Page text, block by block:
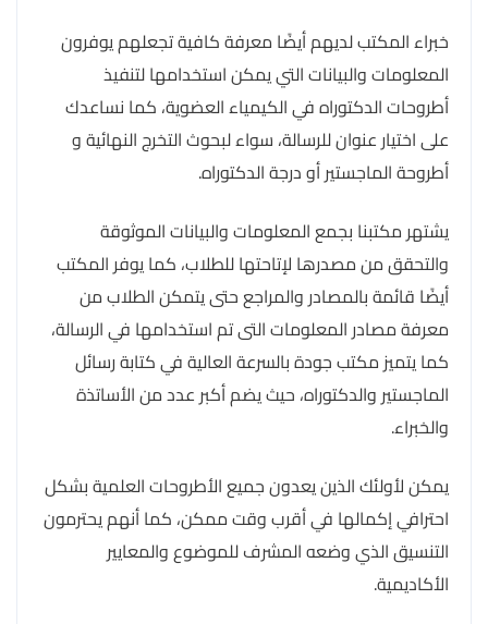
خبراء المكتب لديهم أيضًا معرفة كافية تجعلهم يوفرون
المعلومات والبيانات التي يمكن استخدامها لتنفيذ
أطروحات الدكتوراه في الكيمياء العضوية، كما نساعدك
على اختيار عنوان للرسالة، سواء لبحوث التخرج النهائية و
أطروحة الماجستير أو درجة الدكتوراه.
يشتهر مكتبنا بجمع المعلومات والبيانات الموثوقة
والتحقق من مصدرها لإتاحتها للطلاب، كما يوفر المكتب
أيضًا قائمة بالمصادر والمراجع حتى يتمكن الطلاب من
معرفة مصادر المعلومات التى تم استخدامها في الرسالة،
كما يتميز مكتب جودة بالسرعة العالية في كتابة رسائل
الماجستير والدكتوراه، حيث يضم أكبر عدد من الأساتذة
والخبراء.
يمكن لأولئك الذين يعدون جميع الأطروحات العلمية بشكل
احترافي إكمالها في أقرب وقت ممكن، كما أنهم يحترمون
التنسيق الذي وضعه المشرف للموضوع والمعايير
الأكاديمية.